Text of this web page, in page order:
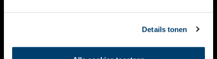
Details tonen
CONTACT